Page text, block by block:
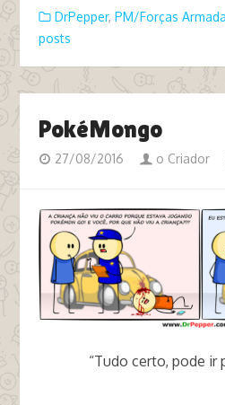
DrPepper, PM/Forças
posts
PokéMongo
27/08/2016 o Criador
“Tudo certo, pode ir